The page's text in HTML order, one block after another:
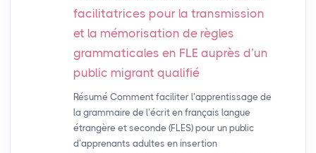
facilitatrices pour la transmission
et la mémorisation de règles
grammaticales en FLE auprès d’un
public migrant qualifié
Résumé Comment faciliter l’apprentissage de
la grammaire de l’écrit en français langue
étrangère et seconde (FLES) pour un public
d’apprenants adultes en insertion